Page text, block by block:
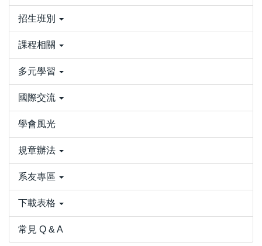
招生班別
課程相關
多元學習
國際交流
學會風光
規章辦法
系友專區
下載表格
常見 Q & A